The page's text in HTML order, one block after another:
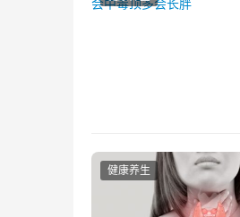
健康养生